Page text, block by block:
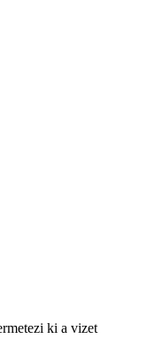
ki a vizet